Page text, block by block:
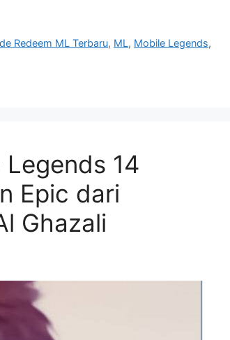
Redeem ML Terbaru, ML, Mobile Legends,
14
Epic dari
Ghazali